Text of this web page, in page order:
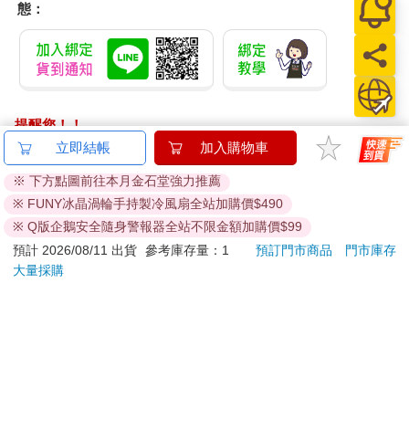
態：
提醒您！！
金石堂及銀行均不會請您操作ATM! 如接獲電話要求您前往
ATM提款機，請不要聽從指示，以免受騙上當！
退換貨須知：
**提醒您，鑑賞期不等於試用期，退回商品須為全新狀態**
依據「消費者保護法」第19條及行政院消費者保護處公告之
「通訊交易解除權合理例外情事適用準則」，以下商品購買
立即結帳 加入購物車
※ 下方點圖前往本月金石堂強力推薦
※ FUNY冰晶渦輪手持製冷風扇全站加購價$490
※ Q版企鵝安全隨身警報器全站不限金額加購價$99
預計 2026/08/11 出貨 參考庫存量：1 預訂門市商品
門市庫存
大量採購